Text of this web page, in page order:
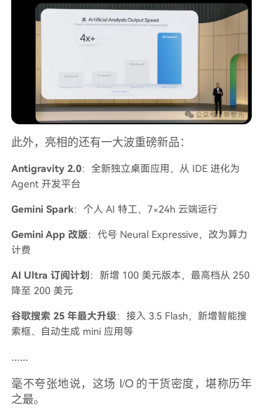
此外，亮相的还有一大波重磅新品：
Antigravity 2.0：全新独立桌面应用，从 IDE 进化为
Agent 开发平台
Gemini Spark：个人 AI 特工，7×24h 云端运行
Gemini App 改版：代号 Neural Expressive，改为算力
计费
AI Ultra 订阅计划 ：新增 100 美元版本，最高档从 250
降至 200 美元
谷歌搜索 25 年最大升级：接入 3.5 Flash，新增智能搜
索框、自动生成 mini 应用等
......
毫不夸张地说，这场 I/O 的干货密度，堪称历年
之最。